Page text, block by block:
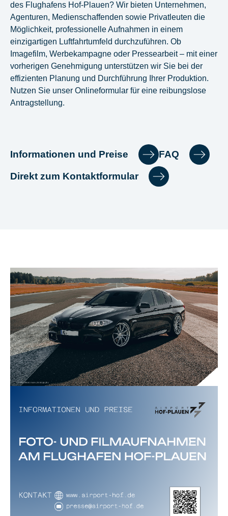
des Flughafens Hof-Plauen? Wir bieten Unternehmen,
Agenturen, Medienschaffenden sowie Privatleuten die
Möglichkeit, professionelle Aufnahmen in einem
einzigartigen Luftfahrtumfeld durchzuführen. Ob
Imagefilm, Werbekampagne oder Pressearbeit – mit einer
vorherigen Genehmigung unterstützen wir Sie bei der
effizienten Planung und Durchführung Ihrer Produktion.
Nutzen Sie unser Onlineformular für eine reibungslose
Antragstellung.
Informationen und Preise FAQ
Direkt zum Kontaktformular